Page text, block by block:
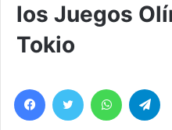
los Juegos
Tokio
Facebook
Twitter